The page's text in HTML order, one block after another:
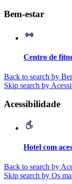
Bem-estar
Centro de
Back to search by
Skip search by
Acessibilidade
Hotel com
Back to search by
Skip search by Os